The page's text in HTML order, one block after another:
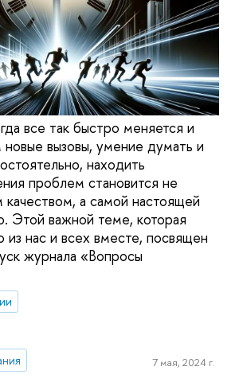
все так быстро меняется и
вызовы, умение думать и
находить
проблем становится не
а самой настоящей
Этой важной теме, которая
из нас и всех вместе, посвящен
журнала «Вопросы
7 мая, 2024 г.